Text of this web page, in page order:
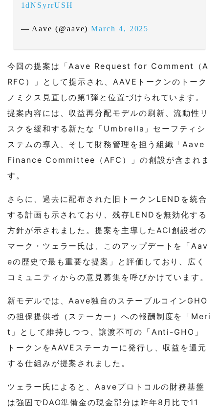
1dNSyrrUSH
— Aave (@aave)March 4, 2025
今回の提案は「Aave Request for Comment（A
RFC）」として提示され、AAVEトークンのトーク
ノミクス見直しの第1弾と位置づけられています。
提案内容には、収益再分配モデルの刷新、流動性リ
スクを緩和する新たな「Umbrella」セーフティシ
ステムの導入、そして財務管理を担う組織「Aave
Finance Committee（AFC）」の創設が含まれま
す。
さらに、過去に配布された旧トークンLENDを統合
する計画も示されており、残存LENDを無効化する
方針が示されました。提案を主導したACI創設者の
マーク・ツェラー氏は、このアップデートを「Aav
eの歴史で最も重要な提案」と評価しており、広く
コミュニティからの意見募集を呼びかけています。
新モデルでは、Aave独自のステーブルコインGHO
の担保提供者（ステーカー）への報酬制度を「Meri
t」として維持しつつ、譲渡不可の「Anti-GHO」
トークンをAAVEステーカーに発行し、収益を還元
する仕組みが提案されました。
ツェラー氏によると、Aaveプロトコルの財務基盤
は強固でDAO準備金の現金部分は昨年8月比で11